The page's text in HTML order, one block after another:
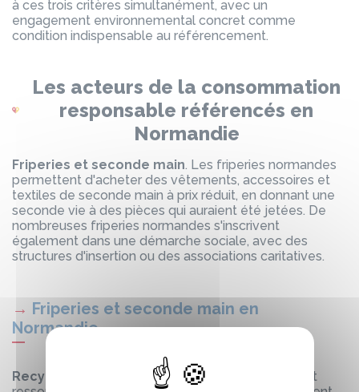
à ces trois critères simultanément, avec un
engagement environnemental concret comme
condition indispensable au référencement.
Les acteurs de la consommation
responsable référencés en
Normandie
Friperies et seconde main. Les friperies normandes
permettent d'acheter des vêtements, accessoires et
textiles de seconde main à prix réduit, en donnant une
seconde vie à des pièces qui auraient été jetées. De
nombreuses friperies normandes s'inscrivent
également dans une démarche sociale, avec des
structures d'insertion ou des associations caritatives.
→ Friperies et seconde main en
Normandie
Recycleries et ressourceries. Les recycleries et